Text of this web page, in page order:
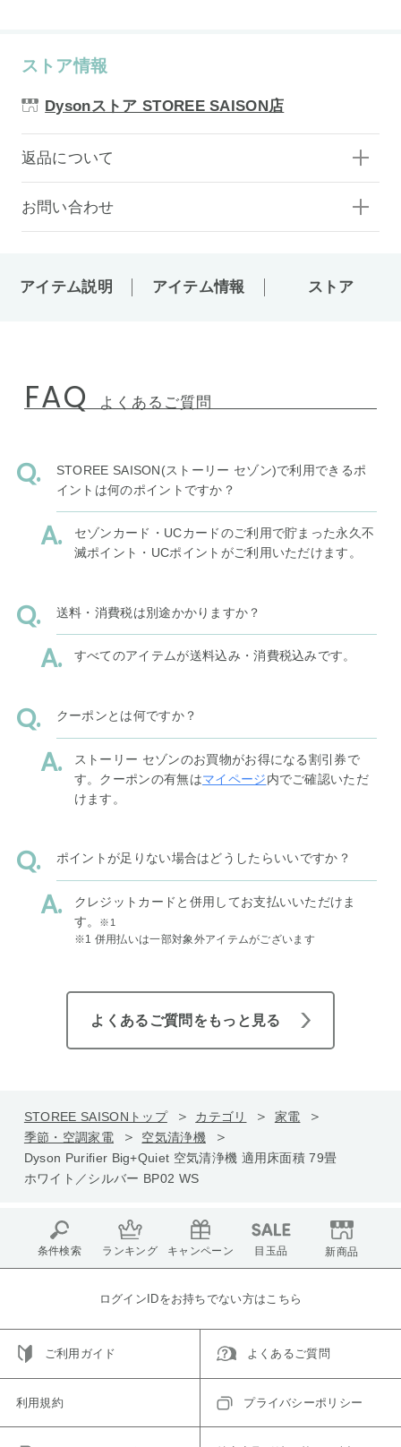
ストア情報
Dysonストア STOREE SAISON店
返品について
お問い合わせ
アイテム説明 アイテム情報 ストア
FAQ よくあるご質問
STOREE SAISON(ストーリー セゾン)で利用できるポ
イントは何のポイントですか？
セゾンカード・UCカードのご利用で貯まった永久不
滅ポイント・UCポイントがご利用いただけます。
送料・消費税は別途かかりますか？
すべてのアイテムが送料込み・消費税込みです。
クーポンとは何ですか？
ストーリー セゾンのお買物がお得になる割引券で
す。クーポンの有無はマイページ内でご確認いただ
けます。
ポイントが足りない場合はどうしたらいいですか？
クレジットカードと併用してお支払いいただけま
す。
※1
※1 併用払いは一部対象外アイテムがございます
よくあるご質問をもっと見る
STOREE SAISONトップ カテゴリ
家電
季節・空調家電
空気清浄機
Dyson Purifier Big+Quiet 空気清浄機 適用床面積 79畳
ホワイト／シルバー BP02 WS
条件検索 ランキング キャンペーン 目玉品 新商品
ログインIDをお持ちでない方はこちら
ご利用ガイド よくあるご質問
利用規約 プライバシーポリシー